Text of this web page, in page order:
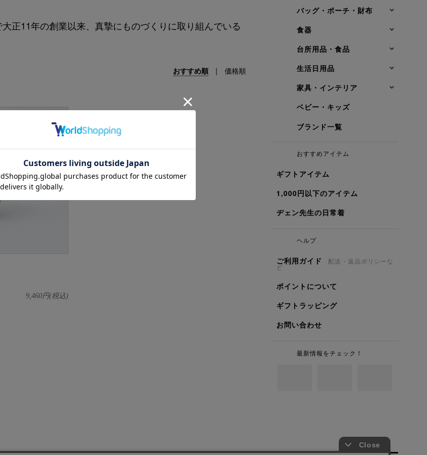
バッグ・ポーチ・財布
食器
台所用品・食品
生活日用品
家具・インテリア
ベビー・キッズ
ブランド一覧
おすすめアイテム
ギフトアイテム
1,000円以下のアイテム
ヂェン先生の日常着
ヘルプ
ご利用ガイド 配送・返品ポリシーな
ど
ポイントについて
ギフトラッピング
お問い合わせ
最新情報をチェック！
正11年の創業以来、真摯にものづくりに取り組んでいる
おすすめ順 | 価格順
9,460円(税込)